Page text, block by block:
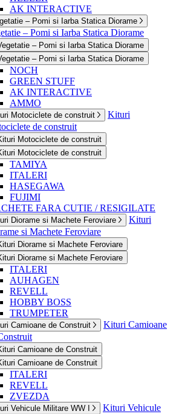
AK INTERACTIVE
– Pomi si Iarba Statica Diorame
– Pomi si Iarba Statica Diorame
– Pomi si Iarba Statica Diorame
– Pomi si Iarba Statica Diorame
NOCH
GREEN STUFF
AK INTERACTIVE
AMMO
Motociclete de construit
Kituri
de construit
Motociclete de construit
Motociclete de construit
TAMIYA
ITALERI
HASEGAWA
FUJIMI
FARA CUTIE / RESIGILATE
Diorame si Machete Feroviare
Kituri
si Machete Feroviare
Diorame si Machete Feroviare
Diorame si Machete Feroviare
ITALERI
AUHAGEN
REVELL
HOBBY BOSS
TRUMPETER
Camioane de Construit
Kituri Camioane
Camioane de Construit
Camioane de Construit
ITALERI
REVELL
ZVEZDA
Vehicule Militare WW I
Kituri Vehicule